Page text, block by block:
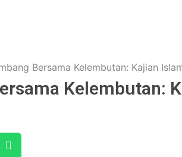
Bersama Kelembutan: Kajian
Kelembutan: